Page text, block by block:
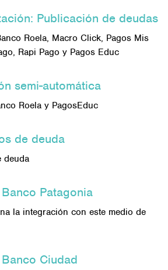
Publicación de deudas
Roela, Macro Click, Pagos Mis
Rapi Pago y Pagos Educ
semi-automática
Roela y PagosEduc
de deuda
deuda
Patagonia
la integración con este medio de
Ciudad